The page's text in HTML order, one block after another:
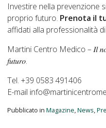
Investire nella prevenzione
proprio futuro. Prenota il
affidati alla professionalità
Martini Centro Medico – 𝐼𝑙
𝑓𝑢𝑡𝑢𝑟𝑜.
Tel. +39 0583 491406
E-mail
Pubblicato in Magazine,News,